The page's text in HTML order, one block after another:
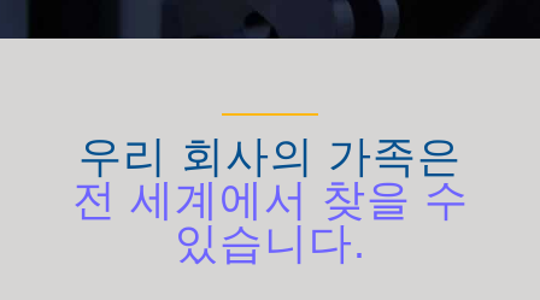
우리 회사의 가족은
전 세계에서 찾을 수
있습니다.